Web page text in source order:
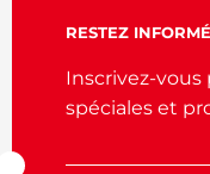
RESTEZ INFORMÉ
Inscrivez-vous
spéciales et